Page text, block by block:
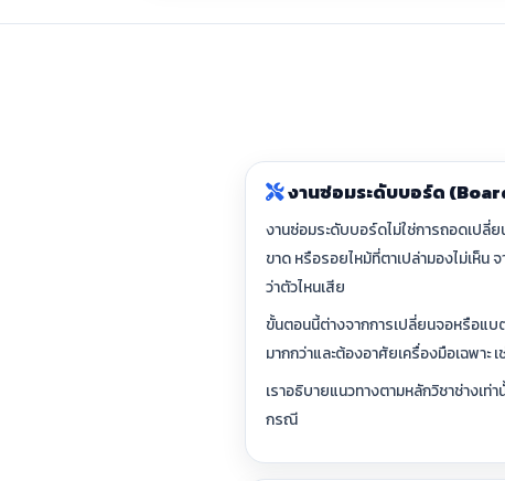
งานซ่อมระดับบอร์ด
งานซ่อมระดับบอร์ดไม่ใช่การถอดเปลี่
ขาด หรือรอยไหม้ที่ตาเปล่ามองไม่เห็น
ว่าตัวไหนเสีย
ขั้นตอนนี้ต่างจากการเปลี่ยนจอหรือแบ
มากกว่าและต้องอาศัยเครื่องมือเฉพาะ
เราอธิบายแนวทางตามหลักวิชาช่างเท่
กรณี